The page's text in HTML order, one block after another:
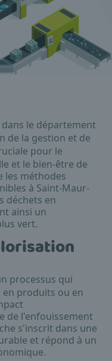
dans le département
de la gestion et de
pour le
et le bien-être de
les méthodes
à Saint-Maur-
déchets en
ainsi un
vert.
processus qui
produits ou en
de l'enfouissement
s'inscrit dans une
et répond à un